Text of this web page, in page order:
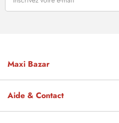
Maxi Bazar
Aide & Contact